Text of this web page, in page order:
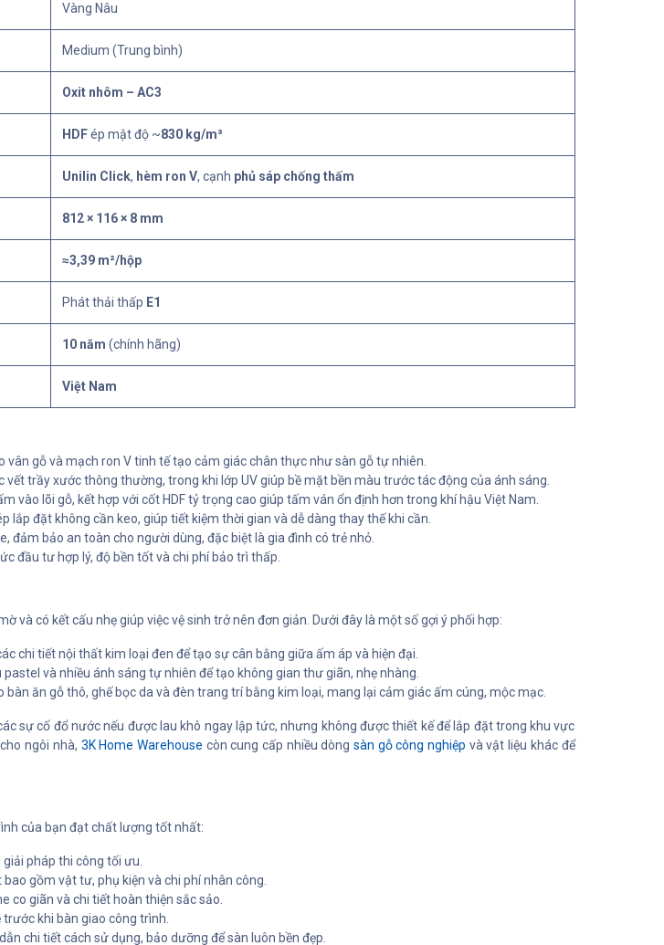
Vàng Nâu
Medium (Trung bình)
Oxit nhôm – AC3
HDFép mật độ ~830 kg/m³
Unilin Click, hèm ron V, cạnh phủ sáp chống thấm
812 × 116 × 8 mm
≈3,39 m²/hộp
Phát thải thấp E1
10 năm (chính hãng)
Việt Nam
gỗ và mạch ron V tinh tế tạo cảm giác chân thực như sàn gỗ tự nhiên.
vết trầy xước thông thường, trong khi lớp UV giúp bề mặt bền màu trước tác động của ánh sáng.
vào lõi gỗ, kết hợp với cốt HDF tỷ trọng cao giúp tấm ván ổn định hơn trong khí hậu Việt Nam.
lắp đặt không cần keo, giúp tiết kiệm thời gian và dễ dàng thay thế khi cần.
đảm bảo an toàn cho người dùng, đặc biệt là gia đình có trẻ nhỏ.
đầu tư hợp lý, độ bền tốt và chi phí bảo trì thấp.
và có kết cấu nhẹ giúp việc vệ sinh trở nên đơn giản. Dưới đây là một số gợi ý phối hợp:
chi tiết nội thất kim loại đen để tạo sự cân bằng giữa ấm áp và hiện đại.
và nhiều ánh sáng tự nhiên để tạo không gian thư giãn, nhẹ nhàng.
ăn gỗ thô, ghế bọc da và đèn trang trí bằng kim loại, mang lại cảm giác ấm cúng, mộc mạc.
sự cố đổ nước nếu được lau khô ngay lập tức, nhưng không được thiết kế để lắp đặt trong khu vực
ngôi nhà, 3K Home Warehouse còn cung cấp nhiều dòngsàn gỗ công nghiệp và vật liệu khác để
của bạn đạt chất lượng tốt nhất:
pháp thi công tối ưu.
gồm vật tư, phụ kiện và chi phí nhân công.
co giãn và chi tiết hoàn thiện sắc sảo.
khi bàn giao công trình.
chi tiết cách sử dụng, bảo dưỡng để sàn luôn bền đẹp.